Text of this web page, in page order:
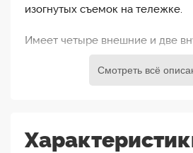
изогнутых съемок на тележке.
Имеет четыре внешние и две
соединении могут создавать
и TR-320, в комплект поставки
Смотреть всё